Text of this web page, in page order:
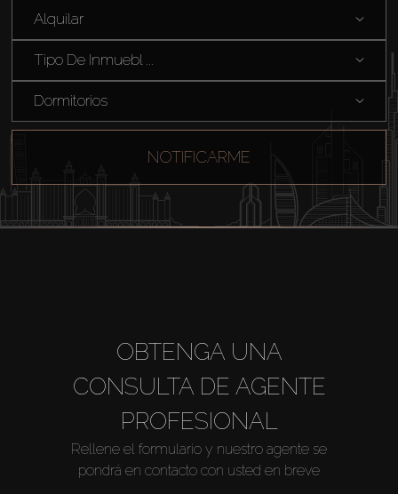
Alquilar
Alquilar
Tipo De Inmuebl ...
Dormitorios
NOTIFICARME
OBTENGA UNA
CONSULTA DE AGENTE
PROFESIONAL
Rellene el formulario y nuestro agente se
pondrá en contacto con usted en breve